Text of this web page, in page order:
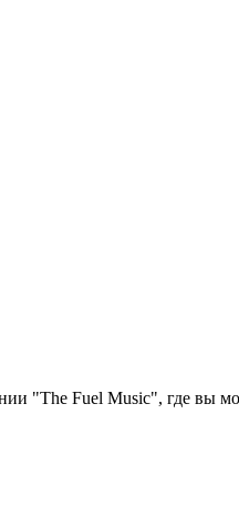
"The Fuel Music", где вы